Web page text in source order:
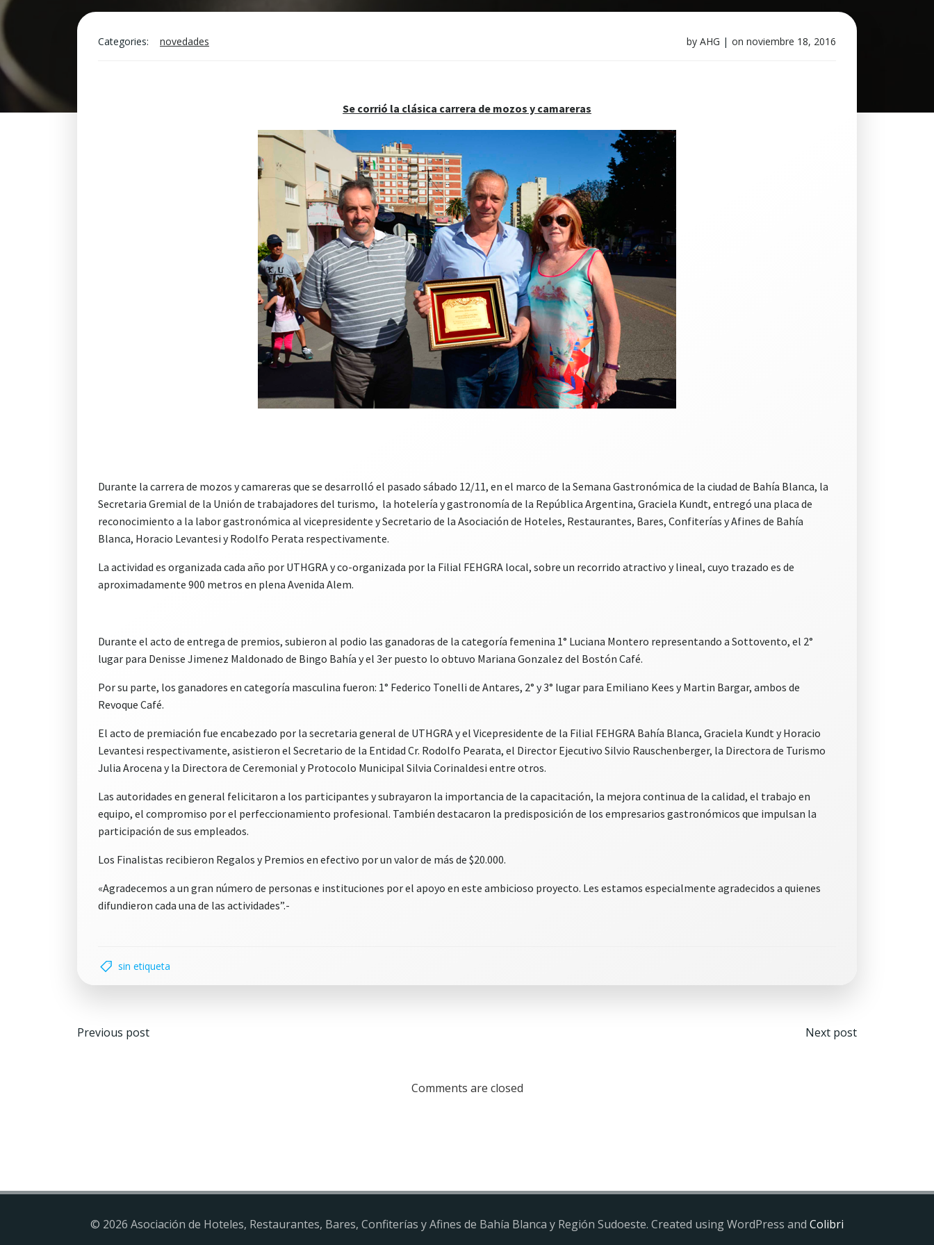
Categories: novedades by AHG | on noviembre 18, 2016
Se corrió la clásica carrera de mozos y camareras
Durante la carrera de mozos y camareras que se desarrolló el pasado sábado 12/11, en el marco de la Semana Gastronómica de la ciudad de Bahía Blanca, la
Secretaria Gremial de la Unión de trabajadores del turismo, la hotelería y gastronomía de la República Argentina, Graciela Kundt, entregó una placa de
reconocimiento a la labor gastronómica al vicepresidente y Secretario de la Asociación de Hoteles, Restaurantes, Bares, Confiterías y Afines de Bahía
Blanca, Horacio Levantesi y Rodolfo Perata respectivamente.
La actividad es organizada cada año por UTHGRA y co-organizada por la Filial FEHGRA local, sobre un recorrido atractivo y lineal, cuyo trazado es de
aproximadamente 900 metros en plena Avenida Alem.
Durante el acto de entrega de premios, subieron al podio las ganadoras de la categoría femenina 1° Luciana Montero representando a Sottovento, el 2°
lugar para Denisse Jimenez Maldonado de Bingo Bahía y el 3er puesto lo obtuvo Mariana Gonzalez del Bostón Café.
Por su parte, los ganadores en categoría masculina fueron: 1° Federico Tonelli de Antares, 2° y 3° lugar para Emiliano Kees y Martin Bargar, ambos de
Revoque Café.
El acto de premiación fue encabezado por la secretaria general de UTHGRA y el Vicepresidente de la Filial FEHGRA Bahía Blanca, Graciela Kundt y Horacio
Levantesi respectivamente, asistieron el Secretario de la Entidad Cr. Rodolfo Pearata, el Director Ejecutivo Silvio Rauschenberger, la Directora de Turismo
Julia Arocena y la Directora de Ceremonial y Protocolo Municipal Silvia Corinaldesi entre otros.
Las autoridades en general felicitaron a los participantes y subrayaron la importancia de la capacitación, la mejora continua de la calidad, el trabajo en
equipo, el compromiso por el perfeccionamiento profesional. También destacaron la predisposición de los empresarios gastronómicos que impulsan la
participación de sus empleados.
Los Finalistas recibieron Regalos y Premios en efectivo por un valor de más de $20.000.
«Agradecemos a un gran número de personas e instituciones por el apoyo en este ambicioso proyecto. Les estamos especialmente agradecidos a quienes
difundieron cada una de las actividades”.-
sin etiqueta
Navegación
Previous post Next post
Comments are closed
© 2026 Asociación de Hoteles, Restaurantes, Bares, Confiterías y Afines de Bahía Blanca y Región Sudoeste. Created using WordPress and Colibri